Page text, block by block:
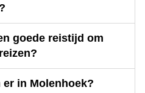
goede reistijd om
in Molenhoek?